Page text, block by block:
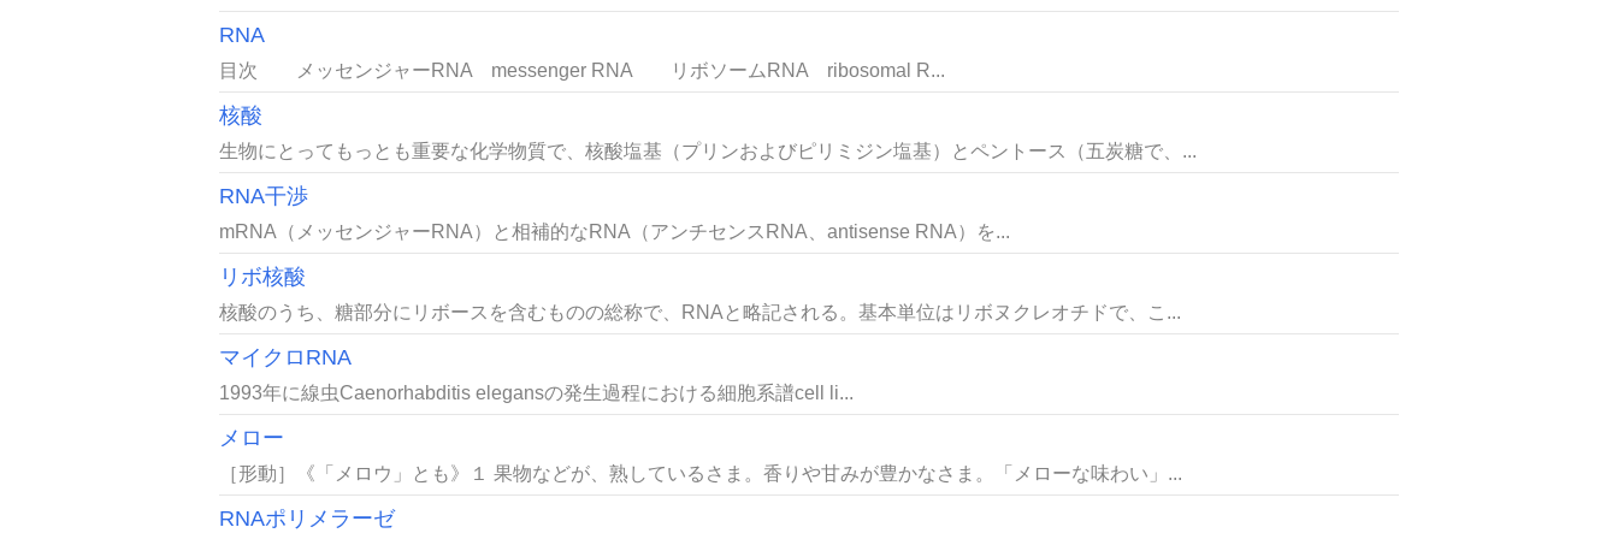
RNA
目次 メッセンジャーRNA messenger RNA リボソームRNA ribosomal R...
核酸
生物にとってもっとも重要な化学物質で、核酸塩基（プリンおよびピリミジン塩基）とペントース（五炭糖で、...
RNA干渉
mRNA（メッセンジャーRNA）と相補的なRNA（アンチセンスRNA、antisense RNA）を...
リボ核酸
核酸のうち、糖部分にリボースを含むものの総称で、RNAと略記される。基本単位はリボヌクレオチドで、こ...
マイクロRNA
1993年に線虫Caenorhabditis elegansの発生過程における細胞系譜cell li...
メロー
［形動］《「メロウ」とも》１ 果物などが、熟しているさま。香りや甘みが豊かなさま。「メローな味わい」...
RNAポリメラーゼ